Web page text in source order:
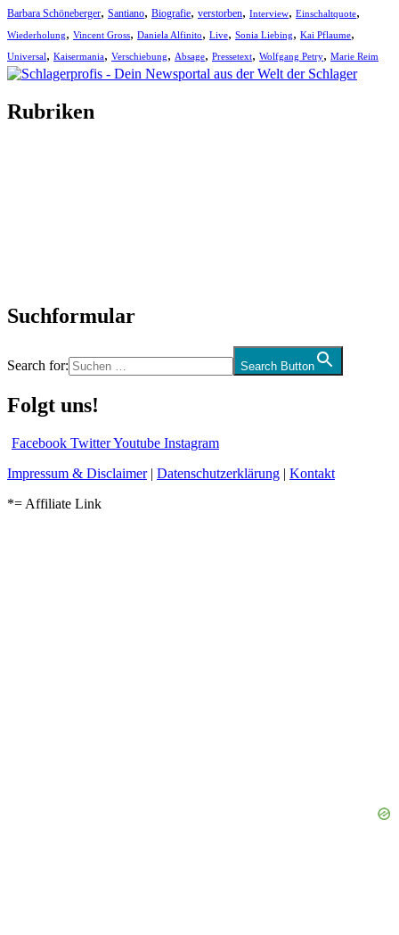
Barbara Schöneberger, Santiano, Biografie, verstorben, Interview, Einschaltquote,
Wiederholung, Vincent Gross, Daniela Alfinito, Live, Sonia Liebing, Kai Pflaume,
Universal, Kaisermania, Verschiebung, Absage, Pressetext, Wolfgang Petry, Marie Reim
Rubriken
Suchformular
Search for: Search Button
Folgt uns!
Facebook TwitterYoutube Instagram
Impressum & Disclaimer| Datenschutzerklärung | Kontakt
*= Affiliate Link